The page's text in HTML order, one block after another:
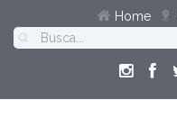
Home